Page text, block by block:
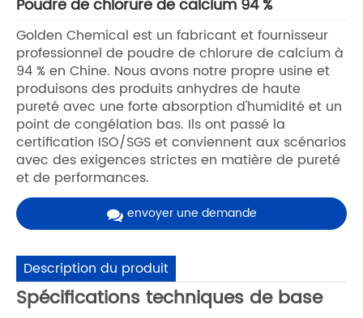
Poudre de chlorure de calcium 94 %
Golden Chemical est un fabricant et fournisseur
professionnel de poudre de chlorure de calcium à
94 % en Chine. Nous avons notre propre usine et
produisons des produits anhydres de haute
pureté avec une forte absorption d'humidité et un
point de congélation bas. Ils ont passé la
certification ISO/SGS et conviennent aux scénarios
avec des exigences strictes en matière de pureté
et de performances.
envoyer une demande
Description du produit
Spécifications techniques de base